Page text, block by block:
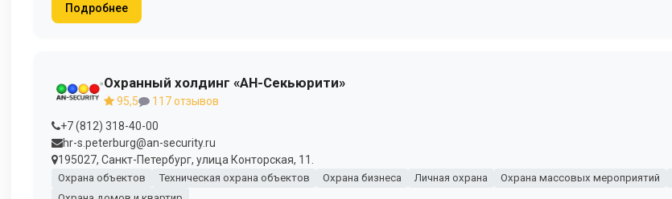
Подробнее
Охранный холдинг «АН-Секьюрити»
95,5
117 отзывов
+7 (812) 318-40-00
hr-s.peterburg@an-security.ru
195027, Санкт-Петербург, улица Конторская, 11.
Охрана объектов Техническая охрана объектов Охрана бизнеса Личная охрана Охрана массовых мероприятий